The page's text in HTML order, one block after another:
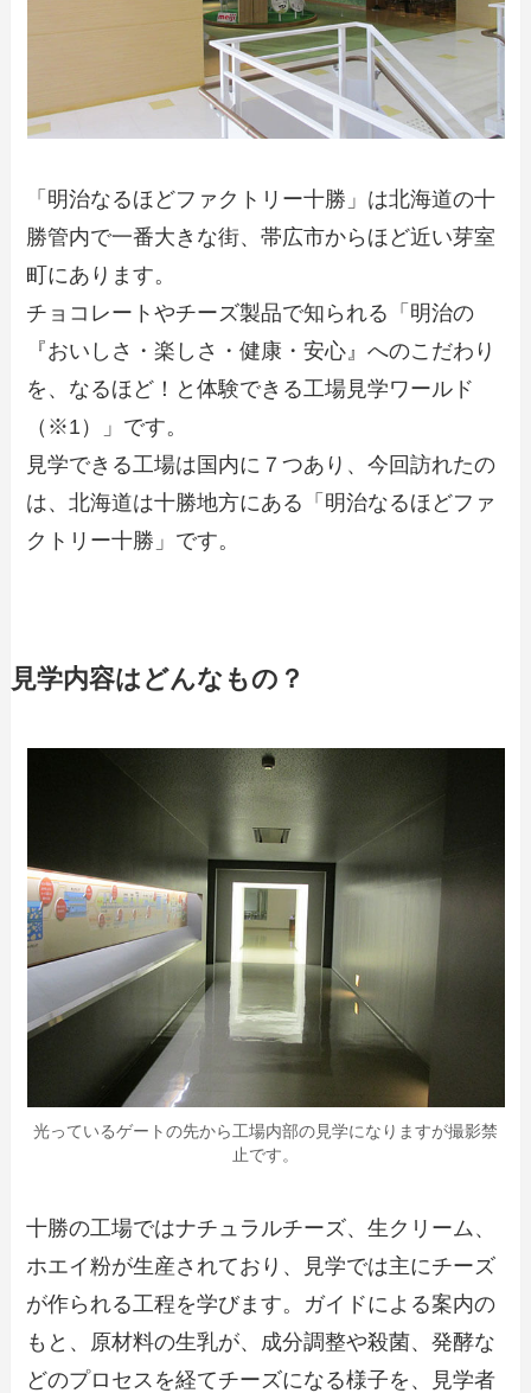
「明治なるほどファクトリー十勝」は北海道の十
勝管内で一番大きな街、帯広市からほど近い芽室
町にあります。
チョコレートやチーズ製品で知られる「明治の
『おいしさ・楽しさ・健康・安心』へのこだわり
を、なるほど！と体験できる工場見学ワールド
（※1）」です。
見学できる工場は国内に７つあり、今回訪れたの
は、北海道は十勝地方にある「明治なるほどファ
クトリー十勝」です。
見学内容はどんなもの？
光っているゲートの先から工場内部の見学になりますが撮影禁
止です。
十勝の工場ではナチュラルチーズ、生クリーム、
ホエイ粉が生産されており、見学では主にチーズ
が作られる工程を学びます。ガイドによる案内の
もと、原材料の生乳が、成分調整や殺菌、発酵な
どのプロセスを経てチーズになる様子を、見学者